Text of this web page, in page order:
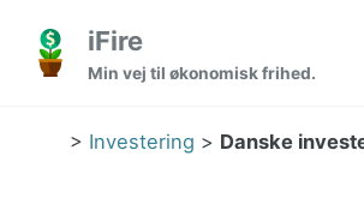
iFire
Min vej til økonomisk frihed.
> Investering > Danske